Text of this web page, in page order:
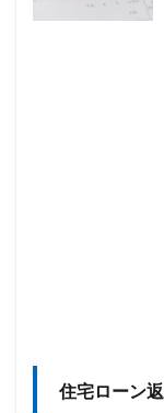
住宅ローン